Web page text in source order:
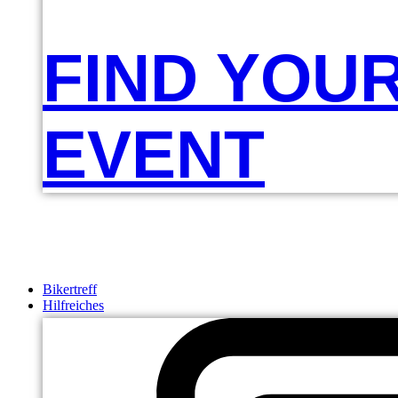
FIND
EVENT
Bikertreff
Hilfreiches